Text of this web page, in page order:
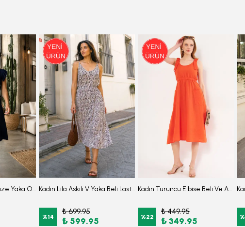
Kadın Lacivert Kruvaze Yaka Omuzu Fırfır Detaylı Beli Lastikli Midi Boy Elbise ARM-26Y001141 Kadın Lila Askılı V Yaka Beli Lastikli Midi Boy Desenli Kloş Elbise ARM-26Y001134
%14
₺ 699.95
₺ 599.95
Kadın Turuncu Elbise Beli Ve Askıları Lastikli Cepli Keten Görünümlü Midi Boy ARM-24Y001034
%22
₺ 449.95
₺ 349.95 %